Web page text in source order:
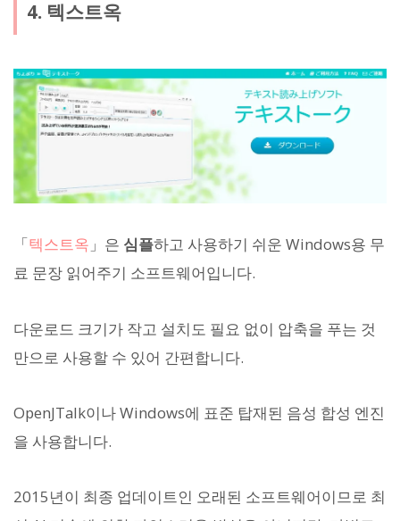
4. 텍스트옥
「텍스트옥 」은 심플하고 사용하기 쉬운 Windows용 무
료 문장 읽어주기 소프트웨어입니다.
다운로드 크기가 작고 설치도 필요 없이 압축을 푸는 것
만으로 사용할 수 있어 간편합니다.
OpenJTalk이나 Windows에 표준 탑재된 음성 합성 엔진
을 사용합니다.
2015년이 최종 업데이트인 오래된 소프트웨어이므로 최